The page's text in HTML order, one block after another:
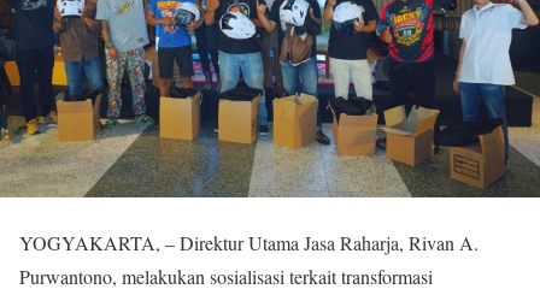
YOGYAKARTA, – Direktur Utama Jasa Raharja, Rivan A.
Purwantono, melakukan sosialisasi terkait transformasi